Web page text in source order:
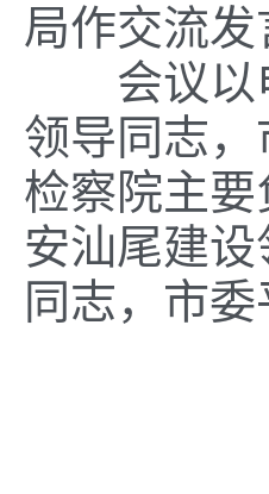
局作交流发
会议
领导同志，
检察院主要
安汕尾建设
同志， 市